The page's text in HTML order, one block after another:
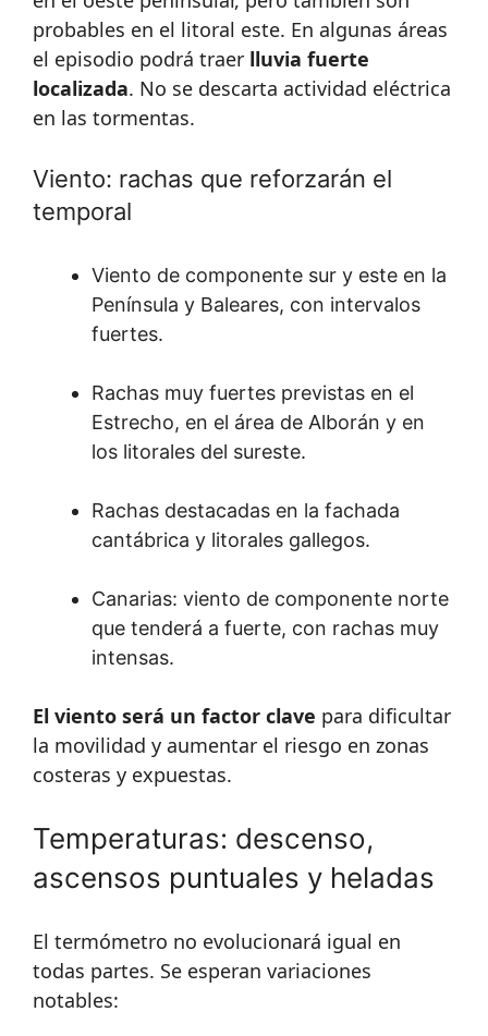
probables en el litoral este. En algunas áreas
el episodio podrá traer lluvia fuerte
localizada. No se descarta actividad eléctrica
en las tormentas.
Viento: rachas que reforzarán el
temporal
Viento de componente sur y este en la
Península y Baleares, con intervalos
fuertes.
Rachas muy fuertes previstas en el
Estrecho, en el área de Alborán y en
los litorales del sureste.
Rachas destacadas en la fachada
cantábrica y litorales gallegos.
Canarias: viento de componente norte
que tenderá a fuerte, con rachas muy
intensas.
El viento será un factor clave para dificultar
la movilidad y aumentar el riesgo en zonas
costeras y expuestas.
Temperaturas: descenso,
ascensos puntuales y heladas
El termómetro no evolucionará igual en
todas partes. Se esperan variaciones
notables: